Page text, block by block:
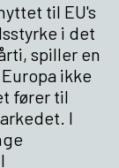
til EU's
i det
spiller en
ikke
fører til
I